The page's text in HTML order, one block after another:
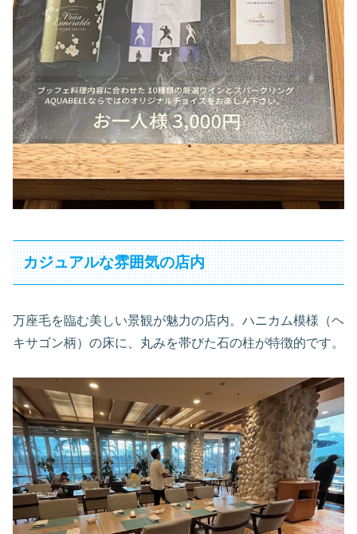
カジュアルな雰囲気の店内
万座毛を臨む美しい景観が魅力の店内。ハニカム模様（ヘ
キサゴン柄）の床に、丸みを帯びた石の柱が特徴的です。